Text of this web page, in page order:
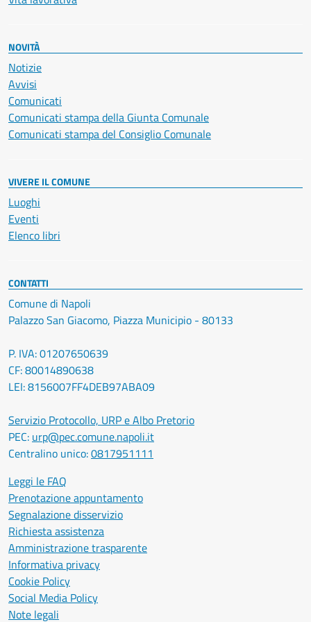
NOVITÀ
Notizie
Avvisi
Comunicati
Comunicati stampa della Giunta Comunale
Comunicati stampa del Consiglio Comunale
VIVERE IL COMUNE
Luoghi
Eventi
Elenco libri
CONTATTI
Comune di Napoli
Palazzo San Giacomo, Piazza Municipio - 80133
P. IVA: 01207650639
CF: 80014890638
LEI: 8156007FF4DEB97ABA09
Servizio Protocollo, URP e Albo Pretorio
PEC: urp@pec.comune.napoli.it
Centralino unico:0817951111
Leggi le FAQ
Prenotazione appuntamento
Segnalazione disservizio
Richiesta assistenza
Amministrazione trasparente
Informativa privacy
Cookie Policy
Social Media Policy
Note legali